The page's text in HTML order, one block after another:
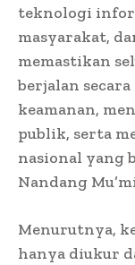
teknologi
masyarakat,
memastikan
berjalan
keamanan,
publik, serta
nasional yang
Nandang
Menurutnya,
hanya diukur